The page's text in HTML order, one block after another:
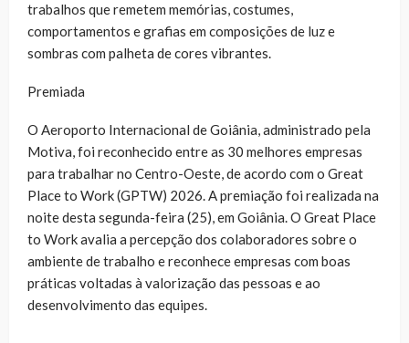
trabalhos que remetem memórias, costumes,
comportamentos e grafias em composições de luz e
sombras com palheta de cores vibrantes.
Premiada
O Aeroporto Internacional de Goiânia, administrado pela
Motiva, foi reconhecido entre as 30 melhores empresas
para trabalhar no Centro-Oeste, de acordo com o Great
Place to Work (GPTW) 2026. A premiação foi realizada na
noite desta segunda-feira (25), em Goiânia. O Great Place
to Work avalia a percepção dos colaboradores sobre o
ambiente de trabalho e reconhece empresas com boas
práticas voltadas à valorização das pessoas e ao
desenvolvimento das equipes.